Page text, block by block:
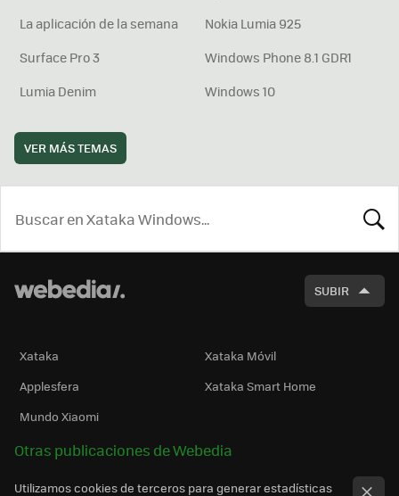
La aplicación de la semana
Nokia Lumia 925
Surface Pro 3
Windows Phone 8.1 GDR1
Lumia Denim
Windows 10
VER MÁS TEMAS
SUBIR
Xataka
Xataka Móvil
Applesfera
Xataka Smart Home
Mundo Xiaomi
Otras publicaciones de Webedia
Utilizamos cookies de terceros para generar estadísticas